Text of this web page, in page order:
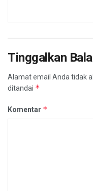
Tinggalkan
Alamat email Anda tidak
ditandai *
Komentar *